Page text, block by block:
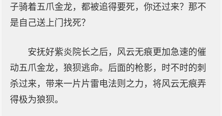
子骑着五爪金龙，都被追得要死，你还过来？那不
是自己送上门找死？
安抚好紫炎院长之后，风云无痕更加急速的催
动五爪金龙，狼狈逃命。后面的枪影，时不时的刺
杀过来，带来一片片雷电法则之力，将风云无痕弄
得极为狼狈。